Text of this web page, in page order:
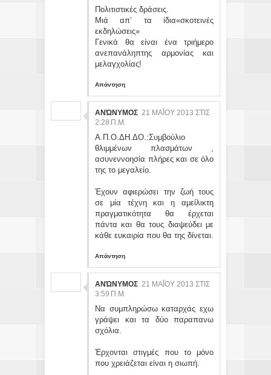
Πολιτιστικές δράσεις.
Μιά απ’ τα ίδια«σκοτεινές
εκδηλώσεις»
Γενικά θα είναι ένα τριήμερο
ανεπανάληπτης αρμονίας και
μελαγχολίας!
Απάντηση
ΑΝΏΝΥΜΟΣ 21 ΜΑΪ́ΟΥ 2013 ΣΤΙΣ 2:
28 Π.Μ.
Α.Π.Ο.ΔΗ.ΔΟ.:Συμβούλιο
θλιμμένων πλασμάτων ,
ασυνεννοησία πλήρες και σε όλο
της το μεγαλείο.
Έχουν αφιερώσει την ζωή τους
σε μία τέχνη και η αμείλικτη
πραγματικότητα θα έρχεται
πάντα και θα τους διαψεύδει με
κάθε ευκαιρία που θα της δίνεται.
Απάντηση
ΑΝΏΝΥΜΟΣ 21 ΜΑΪ́ΟΥ 2013 ΣΤΙΣ 3:
59 Π.Μ.
Να συμπληρώσω καταρχάς εχω
γράψει και τα δύο παραπανω
σχόλια.
Έρχονται στιγμές που το μόνο
που χρειάζεται είναι η σιωπή.